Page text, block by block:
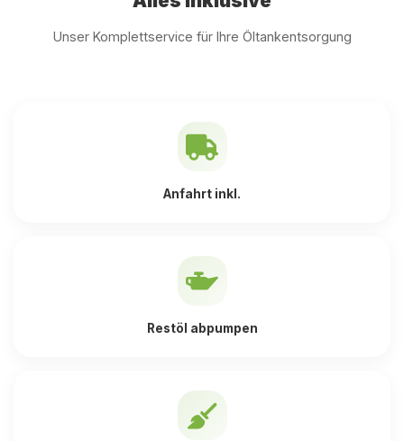
Unser Komplettservice für Ihre Öltankentsorgung
Anfahrt inkl.
Restöl abpumpen